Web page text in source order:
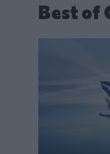
Best of